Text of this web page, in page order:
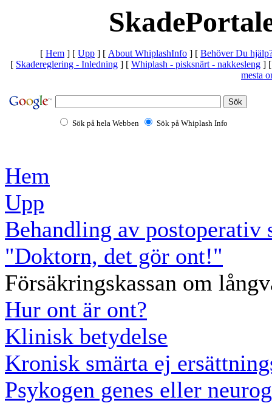
[ Hem ] [ Upp ] [ About WhiplashInfo ] [ Behöver Du
[ Skadereglering - Inledning ] [ Whiplash - pisksnärt - nakkesleng ]
mesta
Sök på hela Webben Sök på Whiplash Info
Hem
Upp
Behandling av postoperativ
"Doktorn, det gör ont!"
Försäkringskassan om
Hur ont är ont?
Klinisk betydelse
Kronisk smärta ej
Psykogen genes eller